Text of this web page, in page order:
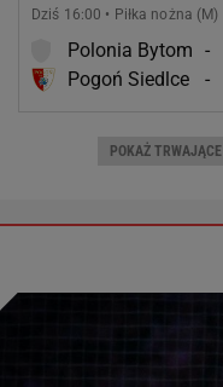
Dziś 16:00 • Piłka nożna (M)
Polonia Bytom -
Pogoń Siedlce
-
POKAŻ TRWAJĄCE